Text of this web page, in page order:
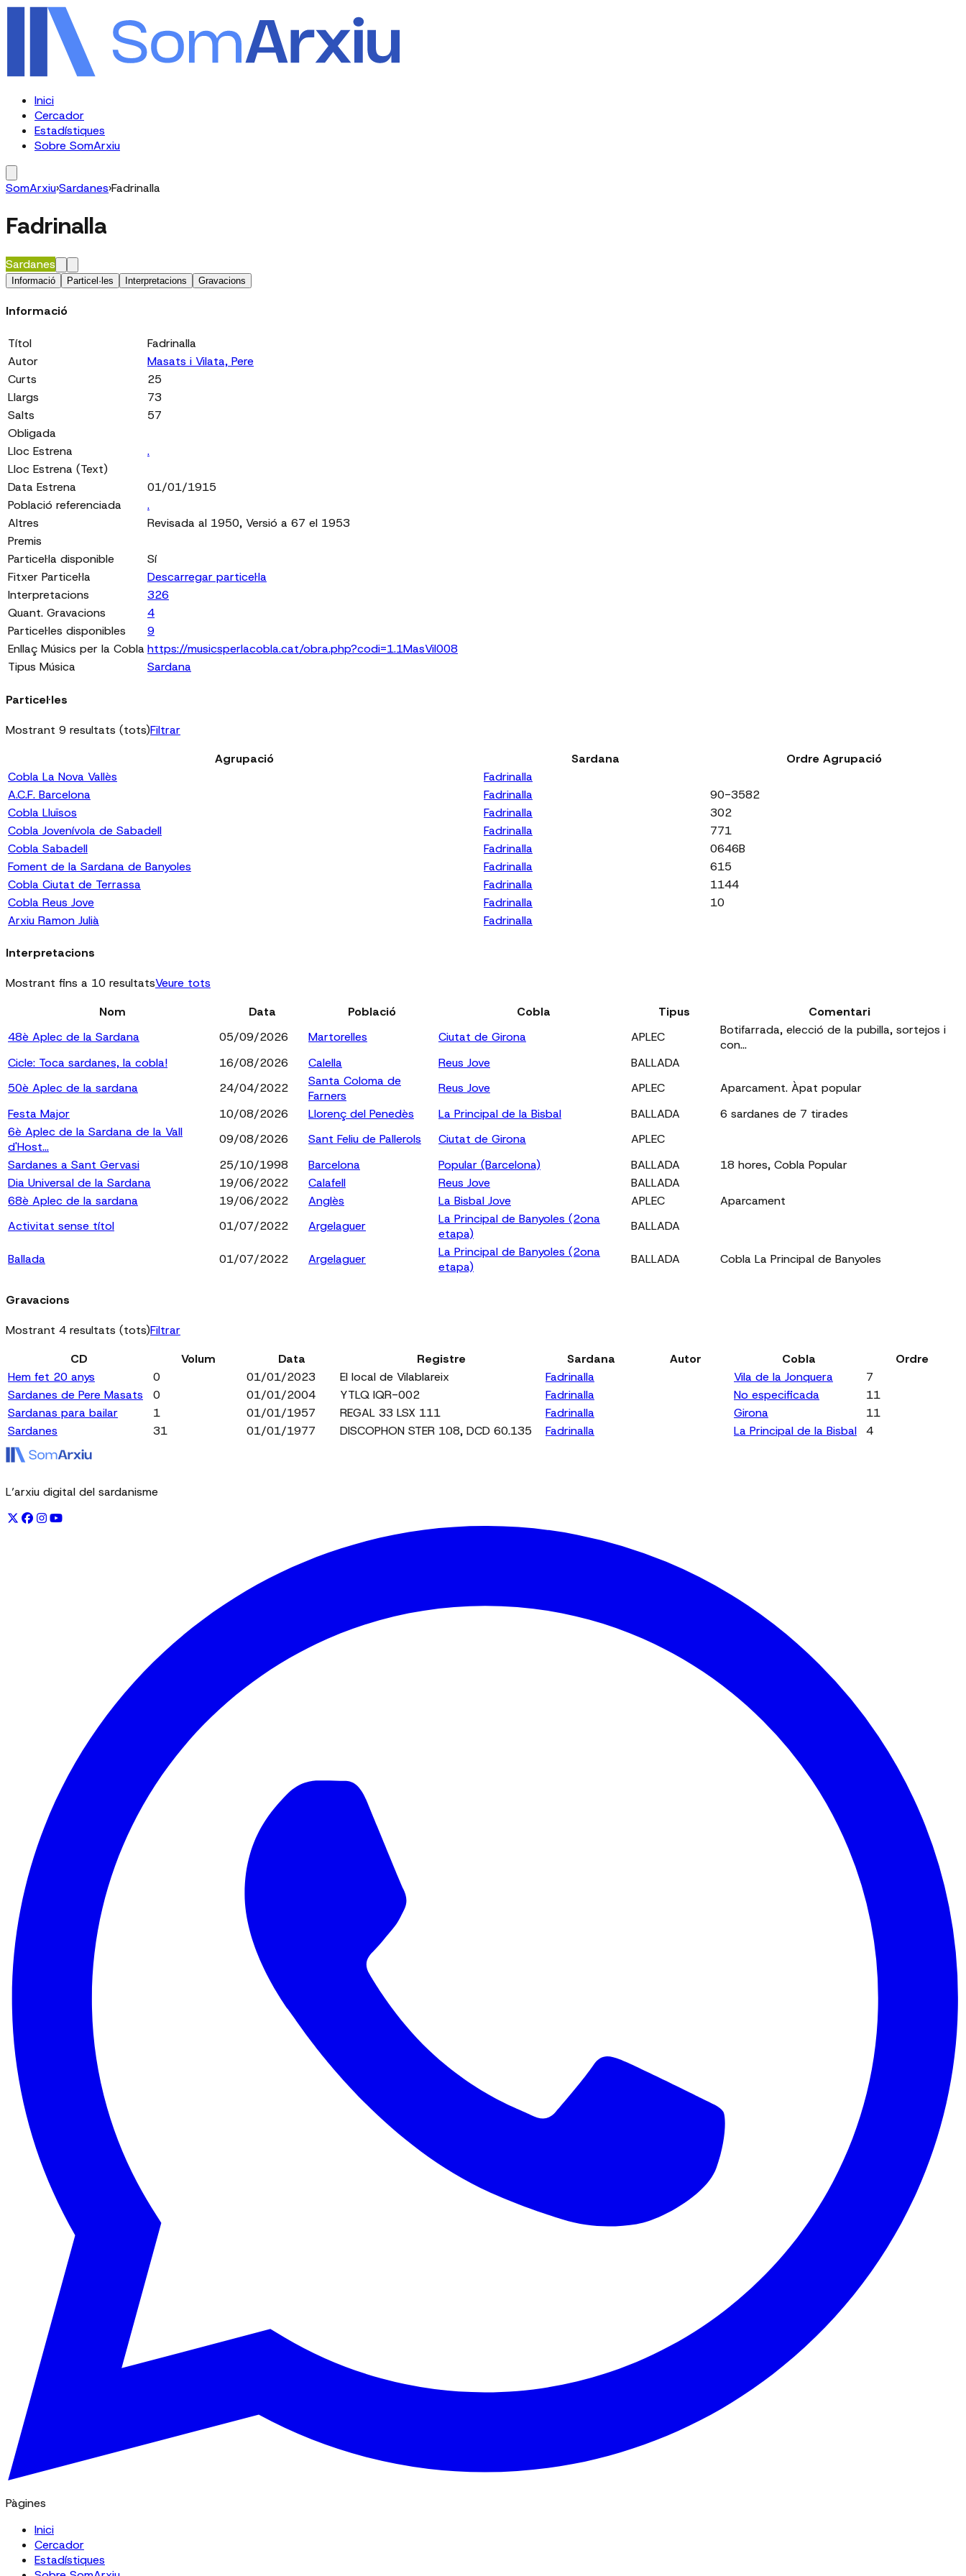
Inici
Cercador
Estadístiques
Sobre SomArxiu
SomArxiu›Sardanes›Fadrinalla
Fadrinalla
Sardanes
Informació Particel·les Interpretacions Gravacions
Informació
Títol
Fadrinalla
Autor
Masats i Vilata, Pere
Curts
25
Llargs
73
Salts
57
Obligada
Lloc Estrena
.
Lloc Estrena (Text)
Data Estrena
01/01/1915
Població referenciada
.
Altres
Revisada al 1950, Versió a 67 el 1953
Premis
Particel·la disponible
Sí
Fitxer Particel·la
Descarregar particel·la
Interpretacions
326
Quant. Gravacions
4
Particel·les disponibles
9
Enllaç Músics per la Cobla https://musicsperlacobla.cat/obra.php?codi=1.1MasVil008
Tipus Música
Sardana
Particel·les
Mostrant 9 resultats (tots)Filtrar
Agrupació
Sardana
Ordre Agrupació
Cobla La Nova Vallès
Fadrinalla
A.C.F. Barcelona
Fadrinalla
90-3582
Cobla Lluïsos
Fadrinalla
302
Cobla Jovenívola de Sabadell
Fadrinalla
771
Cobla Sabadell
Fadrinalla
0646B
Foment de la Sardana de Banyoles
Fadrinalla
615
Cobla Ciutat de Terrassa
Fadrinalla
1144
Cobla Reus Jove
Fadrinalla
10
Arxiu Ramon Julià
Fadrinalla
Interpretacions
Mostrant fins a 10 resultatsVeure tots
Nom
Data Població Cobla Tipus
Comentari
48è Aplec de la Sardana
05/09/2026 Martorelles Ciutat de Girona APLEC
Botifarrada, elecció de la pubilla, sortejos i
con...
Cicle: Toca sardanes, la cobla!
16/08/2026 Calella Reus Jove
BALLADA
50è Aplec de la sardana
24/04/2022
Santa Coloma de
Farners
Reus Jove APLEC
Aparcament. Àpat popular
Festa Major
10/08/2026 Llorenç del Penedès La Principal de la Bisbal BALLADA
6 sardanes de 7 tirades
6è Aplec de la Sardana de la Vall
d'Host...
09/08/2026 Sant Feliu de Pallerols Ciutat de Girona
APLEC
Sardanes a Sant Gervasi
25/10/1998 Barcelona Popular (Barcelona) BALLADA
18 hores, Cobla Popular
Dia Universal de la Sardana
19/06/2022 Calafell Reus Jove
BALLADA
68è Aplec de la sardana
19/06/2022 Anglès La Bisbal Jove APLEC
Aparcament
Activitat sense títol
01/07/2022 Argelaguer
La Principal de Banyoles (2ona
etapa)
BALLADA
Ballada 01/07/2022 Argelaguer
La Principal de Banyoles (2ona
etapa)
BALLADA Cobla La Principal de Banyoles
Gravacions
Mostrant 4 resultats (tots)Filtrar
CD
Volum Data Registre Sardana Autor Cobla
Ordre
Hem fet 20 anys
0 01/01/2023 El local de Vilablareix Fadrinalla Vila de la Jonquera
7
Sardanes de Pere Masats
0 01/01/2004 YTLQ IQR-002 Fadrinalla No especificada
11
Sardanas para bailar
1 01/01/1957 REGAL 33 LSX 111 Fadrinalla Girona
11
Sardanes
31 01/01/1977 DISCOPHON STER 108, DCD 60.135 Fadrinalla La Principal de la Bisbal 4
L’arxiu digital del sardanisme
Pàgines
Inici
Cercador
Estadístiques